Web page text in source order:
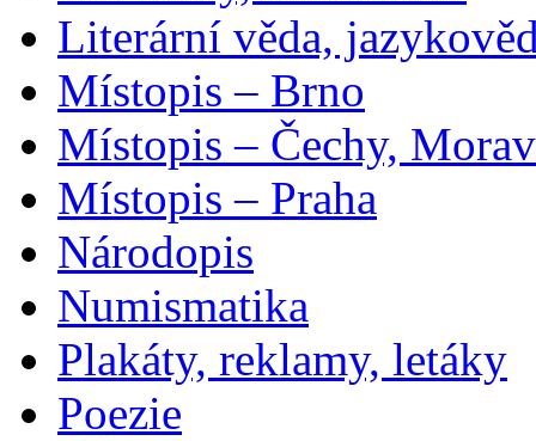
Literární věda,
Místopis – Brno
Místopis – Čechy,
Místopis – Praha
Národopis
Numismatika
Plakáty, reklamy, letáky
Poezie